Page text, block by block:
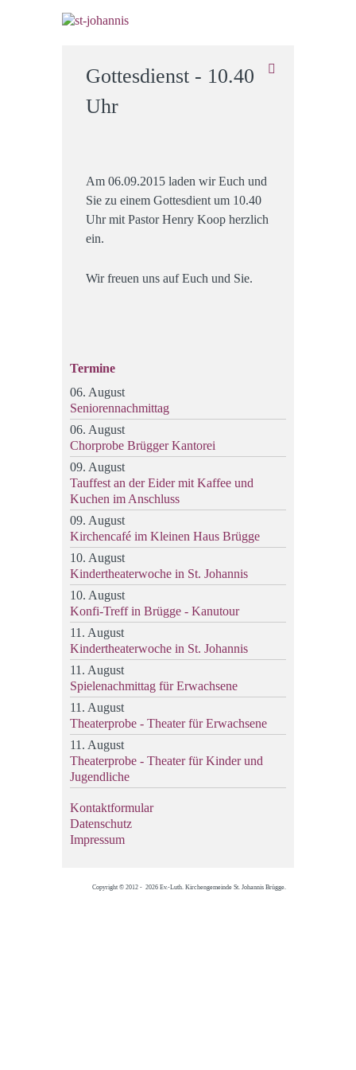
Gottesdienst - 10.40
Uhr
Am 06.09.2015 laden wir Euch und
Sie zu einem Gottesdient um 10.40
Uhr mit Pastor Henry Koop herzlich
ein.
Wir freuen uns auf Euch und Sie.
Termine
06. August
Seniorennachmittag
06. August
Chorprobe Brügger Kantorei
09. August
Tauffest an der Eider mit Kaffee und
Kuchen im Anschluss
09. August
Kirchencafé im Kleinen Haus Brügge
10. August
Kindertheaterwoche in St. Johannis
10. August
Konfi-Treff in Brügge - Kanutour
11. August
Kindertheaterwoche in St. Johannis
11. August
Spielenachmittag für Erwachsene
11. August
Theaterprobe - Theater für Erwachsene
11. August
Theaterprobe - Theater für Kinder und
Jugendliche
Kontaktformular
Datenschutz
Impressum
Copyright © 2012 - 2026 Ev.-Luth. Kirchengemeinde St. Johannis Brügge.